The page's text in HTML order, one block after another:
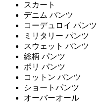
スカート
デニム パンツ
コーデュロイ パンツ
ミリタリー パンツ
スウェット パンツ
総柄 パンツ
ポリ パンツ
コットン パンツ
ショートパンツ
オーバーオール